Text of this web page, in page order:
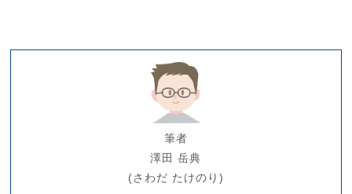
筆者
澤田 岳典
(さわだ たけのり)